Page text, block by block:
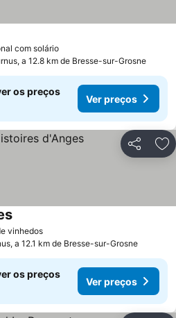
com solário
a 12.8 km de Bresse-sur-Grosne
os preços
Ver preços
Partilhar
vinhedos
a 12.1 km de Bresse-sur-Grosne
os preços
Ver preços